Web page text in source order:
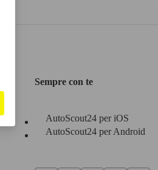
Sempre con te
AutoScout24 per iOS
AutoScout24 per Android